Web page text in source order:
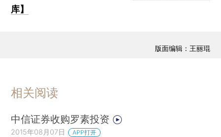
库】
版面编辑：王丽琨
相关阅读
中信证券收购罗素投资
2015年08月07日 APP打开